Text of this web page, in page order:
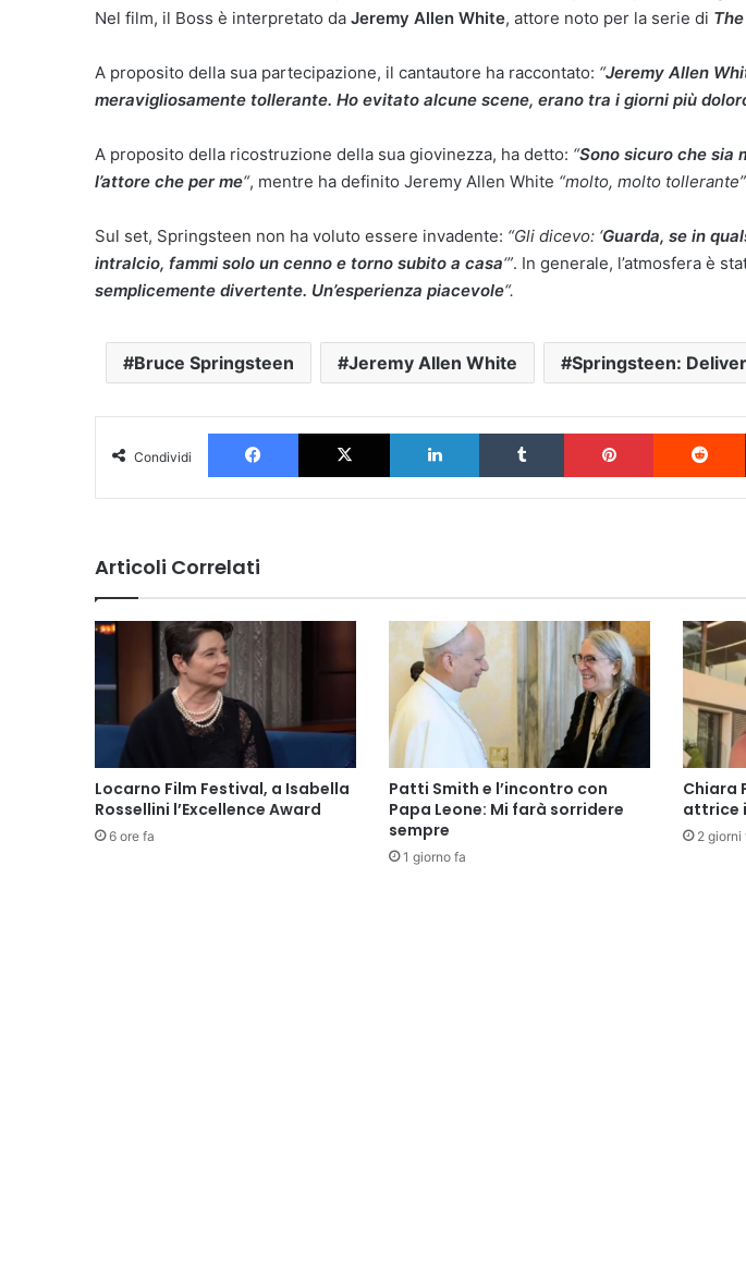
Nel film, il Boss è interpretato da Jeremy Allen White, attore noto per la serie di
A proposito della sua partecipazione, il cantautore ha raccontato: “Jeremy Allen
meravigliosamente tollerante. Ho evitato alcune scene, erano tra i giorni più
A proposito della ricostruzione della sua giovinezza, ha detto: “Sono sicuro che sia
l’attore che per me“, mentre ha definito Jeremy Allen White “molto, molto tollerante”
Sul set, Springsteen non ha voluto essere invadente: “Gli dicevo: ‘Guarda, se in
intralcio, fammi solo un cenno e torno subito a casa‘”. In generale, l’atmosfera è
semplicemente divertente. Un’esperienza piacevole“.
Bruce Springsteen Jeremy Allen White Springsteen:
Condividi
Facebook X LinkedIn Tumblr Pinterest
Articoli Correlati
Locarno Film Festival, a Isabella
Rossellini l’Excellence Award
6 ore fa
Patti Smith e l’incontro con
Papa Leone: Mi farà sorridere
sempre
1 giorno fa
Chiara
attrice
2 giorni